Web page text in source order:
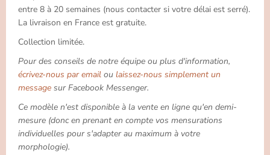
entre 8 à 20 semaines (nous contacter si votre délai est serré).
La livraison en France est gratuite.
Collection limitée.
Pour des conseils de notre équipe ou plus d'information,
écrivez-nous par email ou laissez-nous simplement un
message sur Facebook Messenger.
Ce modèle n'est disponible à la vente en ligne qu'en demi-
mesure (donc en prenant en compte vos mensurations
individuelles pour s'adapter au maximum à votre
morphologie).